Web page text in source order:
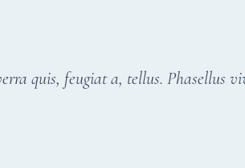
quis, feugiat a, tellus. Phasellus